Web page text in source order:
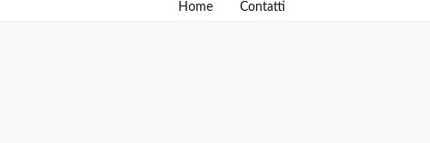
Home Contatti